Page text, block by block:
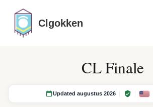
Clgokken
CL Finale
Updated augustus 2026